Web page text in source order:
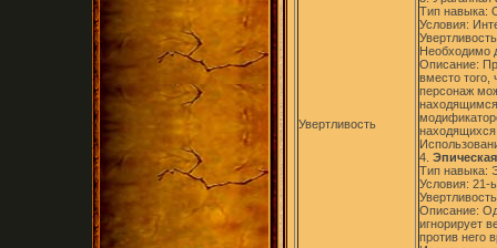
Увертливость
Тип навыка:
Условия:
Необходимо
Описание:
вместо того,
персонаж
находящихся
4.
Тип навыка:
Условия: 21-
Описание:
игнорирует
против него